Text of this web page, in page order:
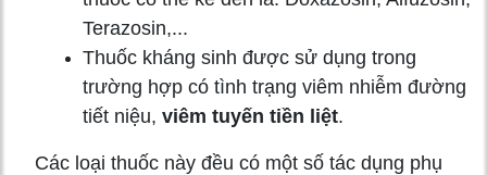
Terazosin,...
Thuốc kháng sinh được sử dụng trong
trường hợp có tình trạng viêm nhiễm đường
tiết niệu, viêm tuyến tiền liệt.
Các loại thuốc này đều có một số tác dụng phụ